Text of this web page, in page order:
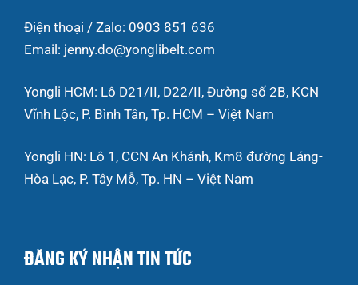
Điện thoại / Zalo: 0903 851 636
Email: jenny.do@yonglibelt.com
Yongli HCM: Lô D21/II, D22/II, Đường số 2B, KCN
Vĩnh Lộc, P. Bình Tân, Tp. HCM – Việt Nam
Yongli HN: Lô 1, CCN An Khánh, Km8 đường Láng-
Hòa Lạc, P. Tây Mỗ, Tp. HN – Việt Nam
ĐĂNG KÝ NHẬN TIN TỨC